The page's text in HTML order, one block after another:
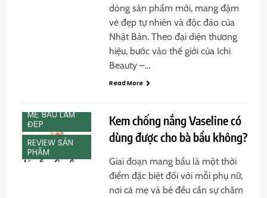
dòng sản phẩm mới, mang đậm
vẻ đẹp tự nhiên và độc đáo của
Nhật Bản. Theo đại diện thương
hiệu, bước vào thế giới của Ichi
Beauty –…
Read More
MẸ BẦU LÀM
ĐẸP
REVIEW SẢN
PHẨM
Kem chống nắng Vaseline có
dùng được cho bà bầu không?
Giai đoạn mang bầu là một thời
điểm đặc biệt đối với mỗi phụ nữ,
nơi cả mẹ và bé đều cần sự chăm